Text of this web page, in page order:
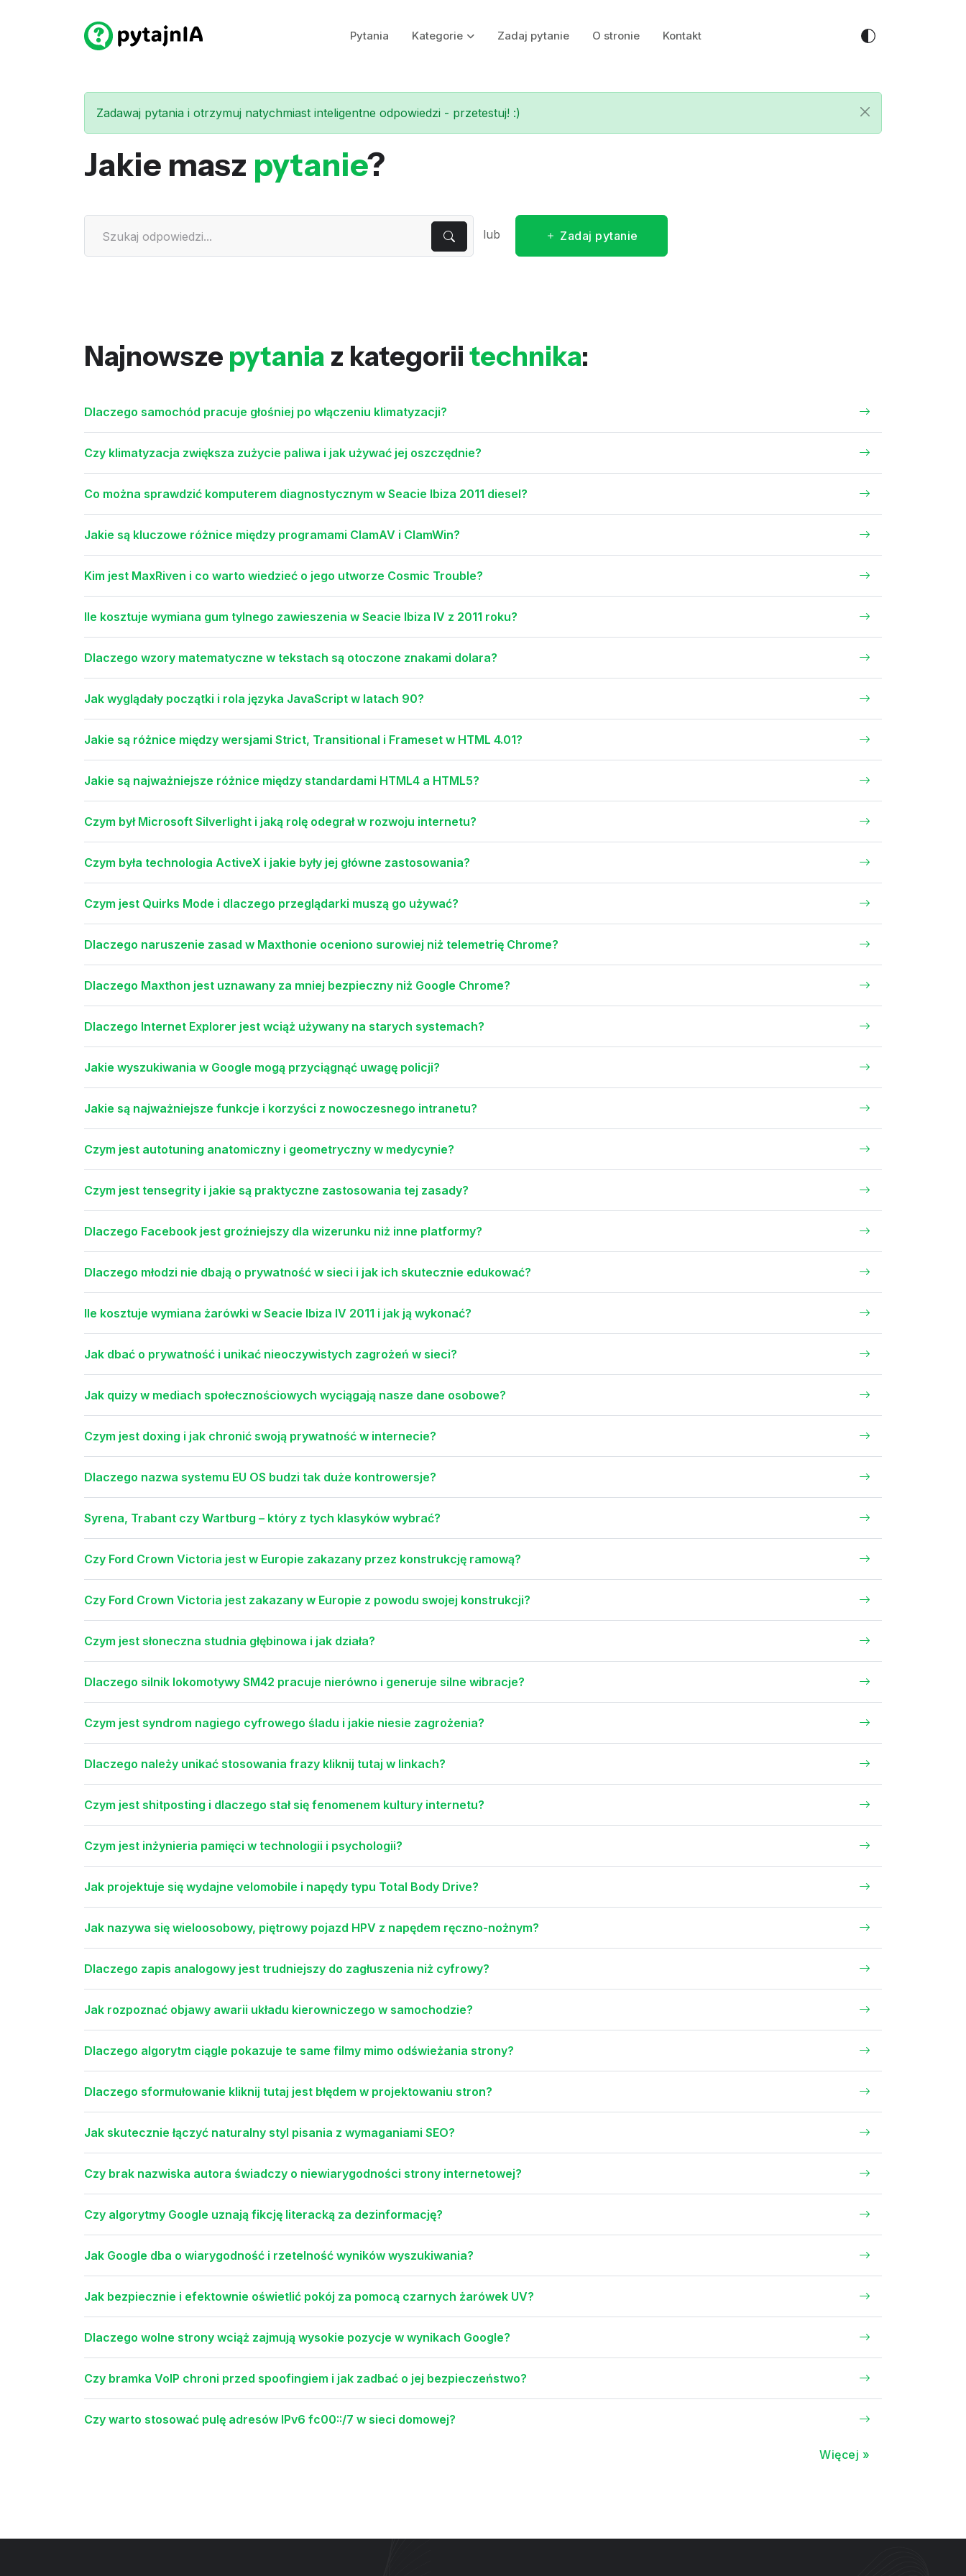
Pytania Kategorie Zadaj pytanie O stronie Kontakt
Zadawaj pytania i otrzymuj natychmiast inteligentne odpowiedzi - przetestuj! :)
Jakie masz pytanie?
lub Zadaj pytanie
Najnowsze pytania z kategoriitechnika:
Dlaczego samochód pracuje głośniej po włączeniu klimatyzacji?
Czy klimatyzacja zwiększa zużycie paliwa i jak używać jej oszczędnie?
Co można sprawdzić komputerem diagnostycznym w Seacie Ibiza 2011 diesel?
Jakie są kluczowe różnice między programami ClamAV i ClamWin?
Kim jest MaxRiven i co warto wiedzieć o jego utworze Cosmic Trouble?
Ile kosztuje wymiana gum tylnego zawieszenia w Seacie Ibiza IV z 2011 roku?
Dlaczego wzory matematyczne w tekstach są otoczone znakami dolara?
Jak wyglądały początki i rola języka JavaScript w latach 90?
Jakie są różnice między wersjami Strict, Transitional i Frameset w HTML 4.01?
Jakie są najważniejsze różnice między standardami HTML4 a HTML5?
Czym był Microsoft Silverlight i jaką rolę odegrał w rozwoju internetu?
Czym była technologia ActiveX i jakie były jej główne zastosowania?
Czym jest Quirks Mode i dlaczego przeglądarki muszą go używać?
Dlaczego naruszenie zasad w Maxthonie oceniono surowiej niż telemetrię Chrome?
Dlaczego Maxthon jest uznawany za mniej bezpieczny niż Google Chrome?
Dlaczego Internet Explorer jest wciąż używany na starych systemach?
Jakie wyszukiwania w Google mogą przyciągnąć uwagę policji?
Jakie są najważniejsze funkcje i korzyści z nowoczesnego intranetu?
Czym jest autotuning anatomiczny i geometryczny w medycynie?
Czym jest tensegrity i jakie są praktyczne zastosowania tej zasady?
Dlaczego Facebook jest groźniejszy dla wizerunku niż inne platformy?
Dlaczego młodzi nie dbają o prywatność w sieci i jak ich skutecznie edukować?
Ile kosztuje wymiana żarówki w Seacie Ibiza IV 2011 i jak ją wykonać?
Jak dbać o prywatność i unikać nieoczywistych zagrożeń w sieci?
Jak quizy w mediach społecznościowych wyciągają nasze dane osobowe?
Czym jest doxing i jak chronić swoją prywatność w internecie?
Dlaczego nazwa systemu EU OS budzi tak duże kontrowersje?
Syrena, Trabant czy Wartburg – który z tych klasyków wybrać?
Czy Ford Crown Victoria jest w Europie zakazany przez konstrukcję ramową?
Czy Ford Crown Victoria jest zakazany w Europie z powodu swojej konstrukcji?
Czym jest słoneczna studnia głębinowa i jak działa?
Dlaczego silnik lokomotywy SM42 pracuje nierówno i generuje silne wibracje?
Czym jest syndrom nagiego cyfrowego śladu i jakie niesie zagrożenia?
Dlaczego należy unikać stosowania frazy kliknij tutaj w linkach?
Czym jest shitposting i dlaczego stał się fenomenem kultury internetu?
Czym jest inżynieria pamięci w technologii i psychologii?
Jak projektuje się wydajne velomobile i napędy typu Total Body Drive?
Jak nazywa się wieloosobowy, piętrowy pojazd HPV z napędem ręczno-nożnym?
Dlaczego zapis analogowy jest trudniejszy do zagłuszenia niż cyfrowy?
Jak rozpoznać objawy awarii układu kierowniczego w samochodzie?
Dlaczego algorytm ciągle pokazuje te same filmy mimo odświeżania strony?
Dlaczego sformułowanie kliknij tutaj jest błędem w projektowaniu stron?
Jak skutecznie łączyć naturalny styl pisania z wymaganiami SEO?
Czy brak nazwiska autora świadczy o niewiarygodności strony internetowej?
Czy algorytmy Google uznają fikcję literacką za dezinformację?
Jak Google dba o wiarygodność i rzetelność wyników wyszukiwania?
Jak bezpiecznie i efektownie oświetlić pokój za pomocą czarnych żarówek UV?
Dlaczego wolne strony wciąż zajmują wysokie pozycje w wynikach Google?
Czy bramka VoIP chroni przed spoofingiem i jak zadbać o jej bezpieczeństwo?
Czy warto stosować pulę adresów IPv6 fc00::/7 w sieci domowej?
Więcej »